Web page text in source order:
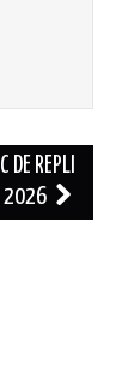
DE REPLI
2026